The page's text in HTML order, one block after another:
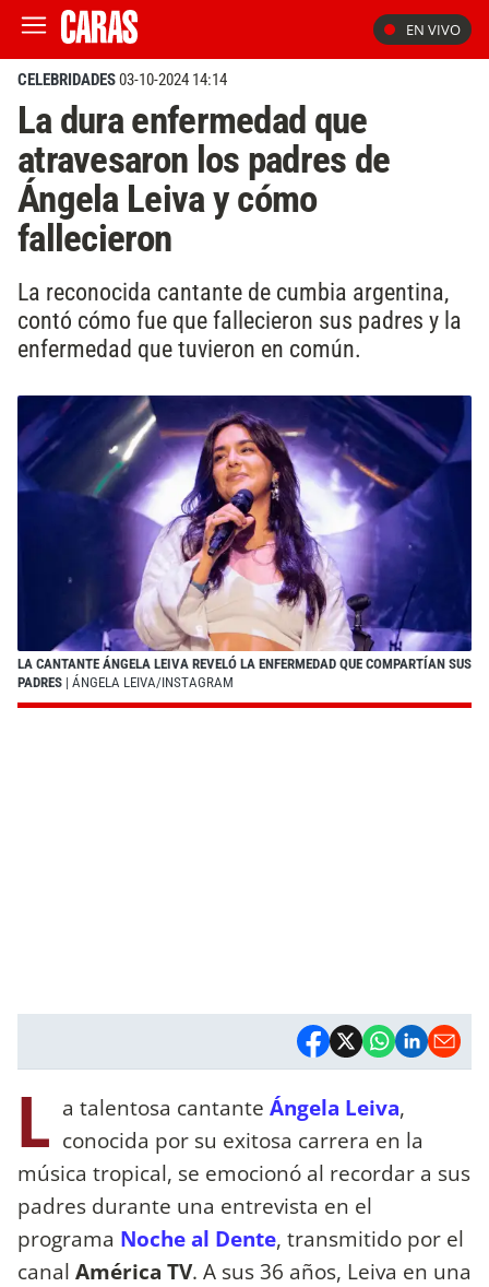
EN VIVO
CELEBRIDADES03-10-2024 14:14
La dura enfermedad que
atravesaron los padres de
Ángela Leiva y cómo
fallecieron
La reconocida cantante de cumbia argentina,
contó cómo fue que fallecieron sus padres y la
enfermedad que tuvieron en común.
LA CANTANTE ÁNGELA LEIVA REVELÓ LA ENFERMEDAD QUE COMPARTÍAN SUS
PADRES | ÁNGELA LEIVA/INSTAGRAM
L a talentosa cantante Ángela Leiva,
conocida por su exitosa carrera en la
música tropical, se emocionó al recordar a sus
padres durante una entrevista en el
programa Noche al Dente, transmitido por el
canal América TV. A sus 36 años, Leiva en una